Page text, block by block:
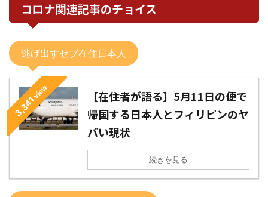
コロナ関連記事のチョイス
逃げ出すセブ在住日本人
3,341
view
【在住者が語る】5月11日の便で
帰国する日本人とフィリピンのヤ
バい現状
続きを見る